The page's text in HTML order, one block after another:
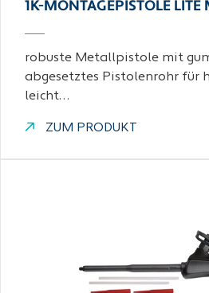
1K-MONTAGEPISTOLE LITE
robuste Metallpistole mit
abgesetztes Pistolenrohr für
leicht…
ZUM PRODUKT